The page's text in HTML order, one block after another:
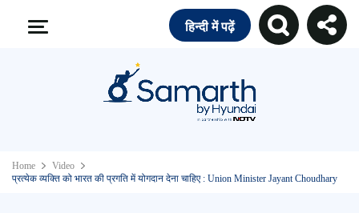
हिन्दी में पढ़ें
Home
Video
प्रत्येक व्यक्ति को भारत की प्रगति में योगदान देना चाहिए : Union Minister Jayant Choudhary